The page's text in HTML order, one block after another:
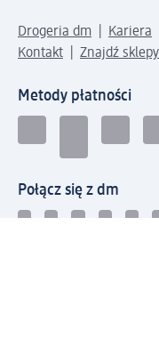
Drogeria dm Kariera
Kontakt
Znajdź
Metody płatności
Połącz się z dm